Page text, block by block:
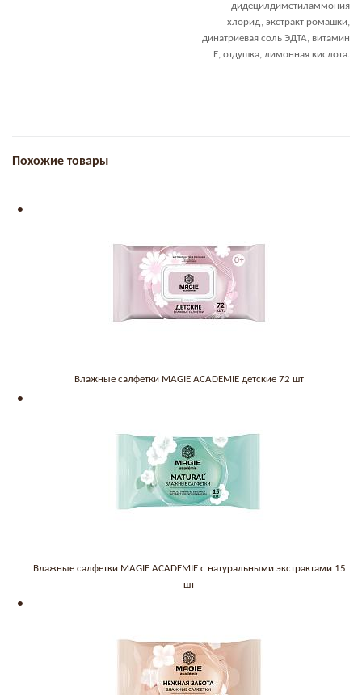
дидецилдиметиламмония
хлорид, экстракт ромашки,
динатриевая соль ЭДТА, витамин
Е, отдушка, лимонная кислота.
Похожие товары
Влажные салфетки MAGIE ACADEMIE детские 72 шт
Влажные салфетки MAGIE ACADEMIE с натуральными экстрактами 15
шт